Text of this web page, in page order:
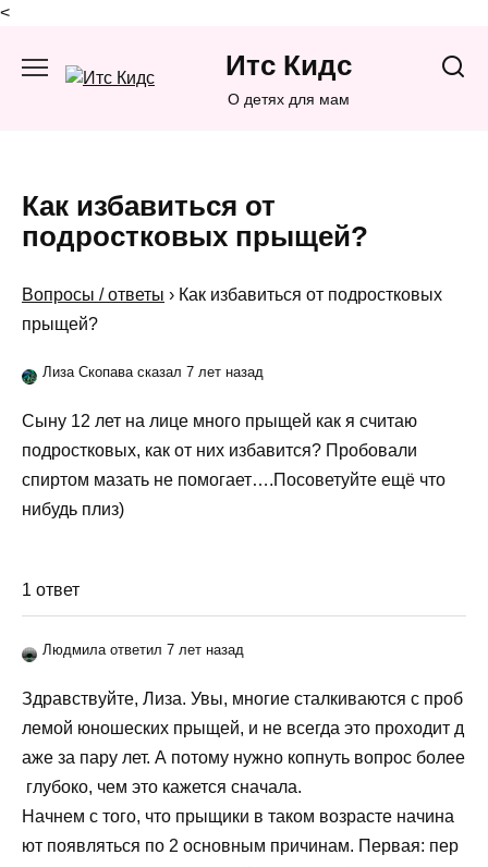
<
содержанию
Итс Кидс
О детях для мам
Как избавиться от
подростковых прыщей?
Вопросы / ответы › Как избавиться от подростковых
прыщей?
Лиза Скопава сказал 7 лет назад
Сыну 12 лет на лице много прыщей как я считаю
подростковых, как от них избавится? Пробовали
спиртом мазать не помогает….Посоветуйте ещё что
нибудь плиз)
1 ответ
Людмила ответил 7 лет назад
Здравствуйте, Лиза. Увы, многие сталкиваются с проб
лемой юношеских прыщей, и не всегда это проходит д
аже за пару лет. А потому нужно копнуть вопрос более
глубоко, чем это кажется сначала.
Начнем с того, что прыщики в таком возрасте начина
ют появляться по 2 основным причинам. Первая: пер